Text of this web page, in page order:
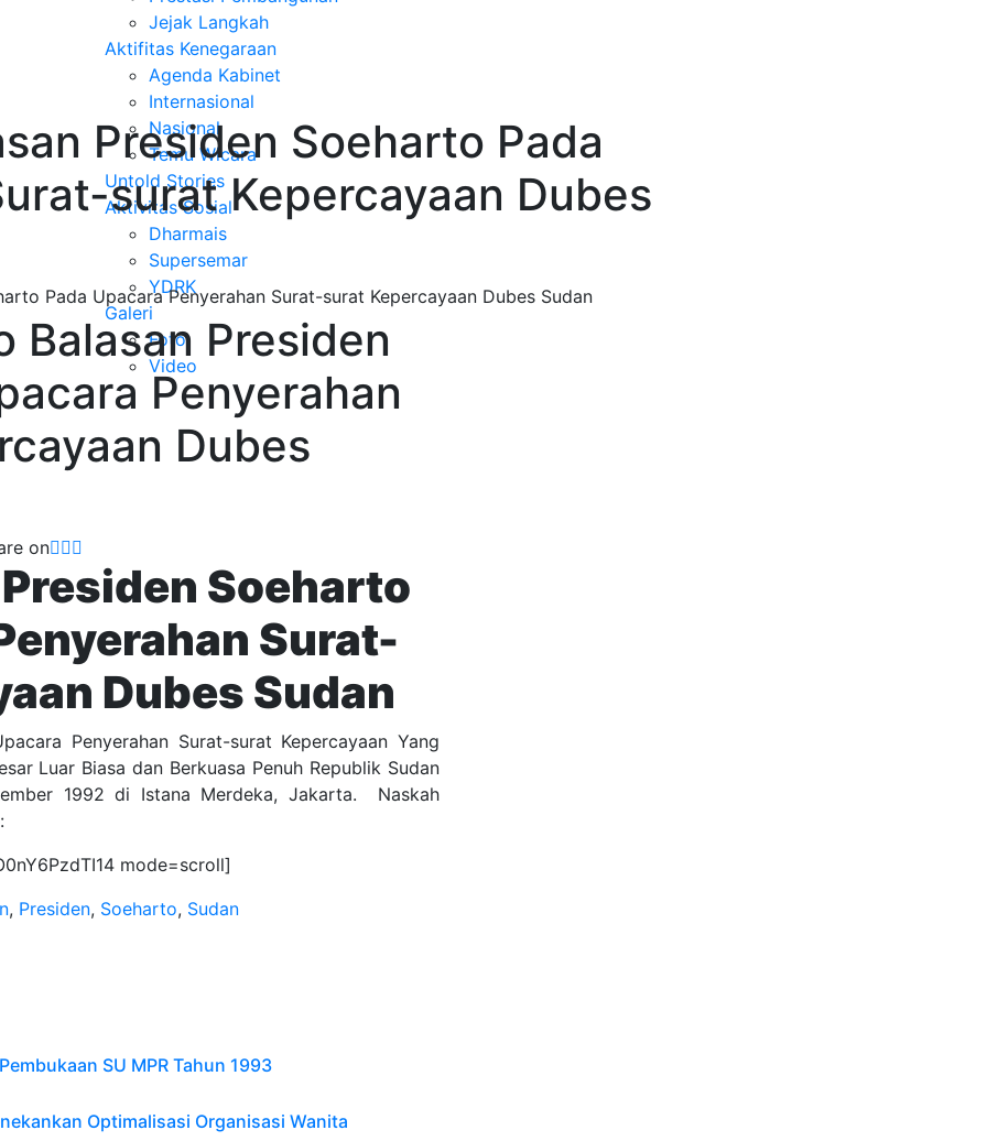
Jejak Langkah
Aktifitas Kenegaraan
Agenda Kabinet
Internasional
Nasional
Temu Wicara
Untold Stories
Aktivitas Sosial
Dharmais
Supersemar
YDRK
Galeri
Foto
Video
Presiden Soeharto Pada
surat Kepercayaan Dubes
Pada Upacara Penyerahan Surat-surat Kepercayaan Dubes Sudan
Balasan Presiden
Penyerahan
Dubes
on
Soeharto
Surat-
Dubes Sudan
Penyerahan Surat-surat Kepercayaan Yang
Luar Biasa dan Berkuasa Penuh Republik Sudan
1992 di Istana Merdeka, Jakarta. Naskah
mode=scroll]
, Presiden, Soeharto, Sudan
SU MPR Tahun 1993
Optimalisasi Organisasi Wanita